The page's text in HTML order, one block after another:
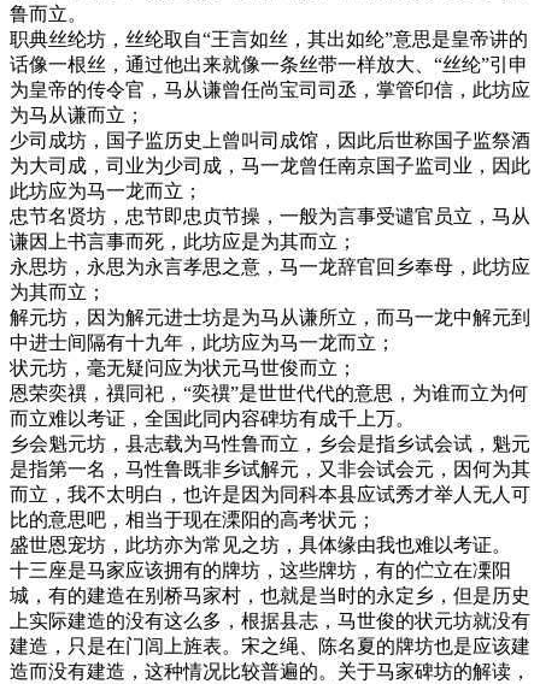
鲁而立。
职典丝纶坊，丝纶取自“王言如丝，其出如纶”意思是皇帝讲的
话像一根丝，通过他出来就像一条丝带一样放大、“丝纶”引申
为皇帝的传令官，马从谦曾任尚宝司司丞，掌管印信，此坊应
为马从谦而立；
少司成坊，国子监历史上曾叫司成馆，因此后世称国子监祭酒
为大司成，司业为少司成，马一龙曾任南京国子监司业，因此
此坊应为马一龙而立；
忠节名贤坊，忠节即忠贞节操，一般为言事受谴官员立，马从
谦因上书言事而死，此坊应是为其而立；
永思坊，永思为永言孝思之意，马一龙辞官回乡奉母，此坊应
为其而立；
解元坊，因为解元进士坊是为马从谦所立，而马一龙中解元到
中进士间隔有十九年，此坊应为马一龙而立；
状元坊，毫无疑问应为状元马世俊而立；
恩荣奕禩，禩同祀，“奕禩”是世世代代的意思，为谁而立为何
而立难以考证，全国此同内容碑坊有成千上万。
乡会魁元坊，县志载为马性鲁而立，乡会是指乡试会试，魁元
是指第一名，马性鲁既非乡试解元，又非会试会元，因何为其
而立，我不太明白，也许是因为同科本县应试秀才举人无人可
比的意思吧，相当于现在溧阳的高考状元；
盛世恩宠坊，此坊亦为常见之坊，具体缘由我也难以考证。
十三座是马家应该拥有的牌坊，这些牌坊，有的伫立在凓阳
城，有的建造在别桥马家村，也就是当时的永定乡，但是历史
上实际建造的没有这么多，根据县志，马世俊的状元坊就没有
建造，只是在门闾上旌表。宋之绳、陈名夏的牌坊也是应该建
造而没有建造，这种情况比较普遍的。关于马家碑坊的解读，